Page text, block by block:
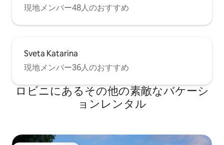
現地メンバー48人のおすすめ
Sveta Katarina
現地メンバー36人のおすすめ
ロビニにあるその他の素敵なバケーシ
ョンレンタル